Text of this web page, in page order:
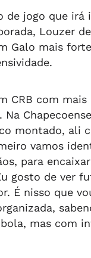
de jogo que irá
Louzer
Galo mais
CRB com
Na
montado, ali
vamos
para
gosto de ver
É nisso que
mas com